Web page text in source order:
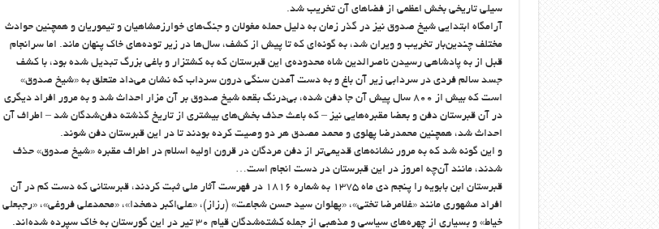
سیلی تاریخی بخش اعظمی از فضاهای آن تخریب شد.
آرامگاه ابتدایی شیخ صدوق نیز در گذر زمان به دلیل حمله مغولان و جنگ‌های خوارزمشاهیان و تیموریان و همچنین حوادث
مختلف چندین‌بار تخریب و ویران شد، به‌ گونه‌ای که تا پیش از کشف، سال‌ها در زیر توده‌های خاک پنهان ماند. اما سرانجام
قبل از به پادشاهی رسیدن ناصرالدین شاه محدوده‌ی این قبرستان که به کشتزار و باغی بزرگ تبدیل شده بود، با کشف
جسد سالم فردی در سردابی زیر آن باغ و به دست آمدن سنگی درون سرداب که نشان می‌داد متعلق به «شیخ صدوق»
است که بیش از ۸۰۰ سال پیش آن جا دفن شده، بی‌درنگ بقعه‌ شیخ صدوق بر آن مزار احداث شد و به مرور افراد دیگری
در آن قبرستان دفن و بعضا مقبره‌هایی نیز – که باعث حذف بخش‌های بیشتری از تاریخ گذشته‌ دفن‌شدگان شد – اطراف آن
احداث شد، همچنین محمدرضا پهلوی و محمد مصدق هر دو وصیت کرده بودند تا در این قبرستان دفن شوند.
و این گونه شد که به مرور نشانه‌های قدیمی‌تر از دفن مردگان در قرون اولیه اسلام در اطراف مقبره «شیخ‌ صدوق» حذف
شدند، مانند آن‌چه امروز در این قبرستان در دست انجام است…
قبرستان ابن بابویه را پنجم دی ماه ۱۳۷۵ به شماره ۱۸۱۶ در فهرست آثار ملی ثبت کردند، قبرستانی که دست کم در آن
افراد مشهوری مانند «غلامرضا تختی»، «پهلوان سید حسن شجاعت» (رزاز)، «علی‌اکبر دهخدا»، «محمدعلی فروغی»، «رجبعلی
خیاط» و بسیاری از چهره‌های سیاسی و مذهبی از جمله کشته‌شدگان قیام ۳۰ تیر در این گورستان به خاک سپرده شده‌اند.